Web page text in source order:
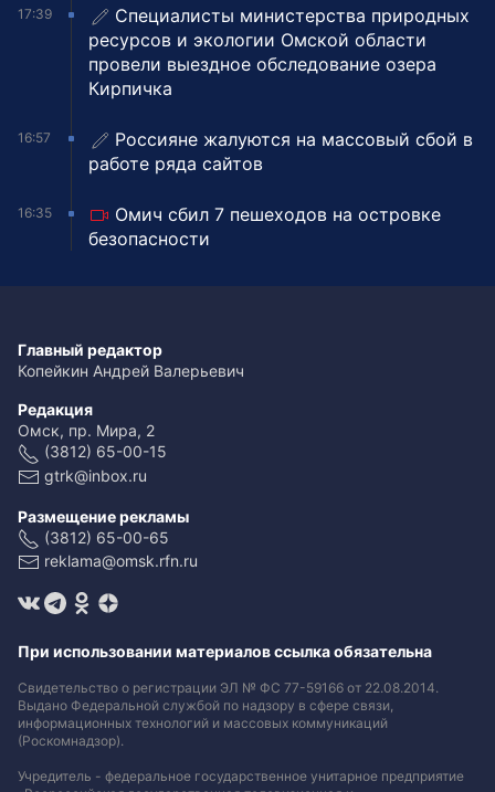
17:39
Специалисты министерства природных
ресурсов и экологии Омской области
провели выездное обследование озера
Кирпичка
16:57
Россияне жалуются на массовый сбой в
работе ряда сайтов
16:35
Омич сбил 7 пешеходов на островке
безопасности
Главный редактор
Копейкин Андрей Валерьевич
Редакция
Омск, пр. Мира, 2
(3812) 65-00-15
gtrk@inbox.ru
Размещение рекламы
(3812) 65-00-65
reklama@omsk.rfn.ru
При использовании материалов ссылка обязательна
Свидетельство о регистрации ЭЛ № ФС 77-59166 от 22.08.2014.
Выдано Федеральной службой по надзору в сфере связи,
информационных технологий и массовых коммуникаций
(Роскомнадзор).
Учредитель - федеральное государственное унитарное предприятие